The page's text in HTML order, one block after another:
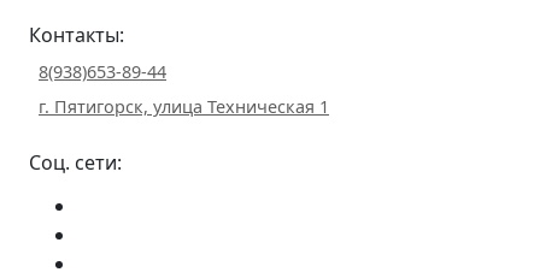
Контакты:
8(938)653-89-44
г. Пятигорск, улица Техническая 1
Соц. сети: